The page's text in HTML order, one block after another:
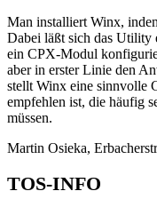
Man installiert Winx,
Dabei läßt sich das Utility
ein CPX-Modul
aber in erster Linie den
stellt Winx eine sinnvolle
empfehlen ist, die häufig
müssen.
Martin Osieka,
TOS-INFO